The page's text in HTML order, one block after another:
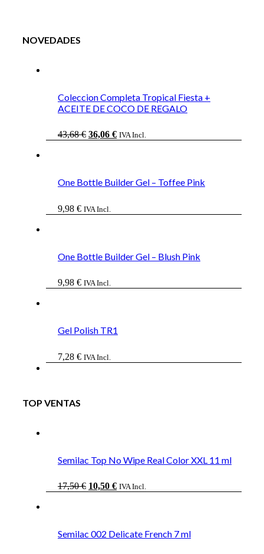
NOVEDADES
Coleccion Completa Tropical Fiesta +
ACEITE DE COCO DE REGALO
43,68€ El
36,06 €ElIVA Incl.
One Bottle Builder Gel – Toffee Pink
9,98 € IVA Incl.
One Bottle Builder Gel – Blush Pink
9,98 € IVA Incl.
Gel Polish TR1
7,28 € IVA Incl.
TOP VENTAS
Semilac Top No Wipe Real Color XXL 11 ml
17,50€ El
10,50 €ElIVA Incl.
Semilac 002 Delicate French 7 ml